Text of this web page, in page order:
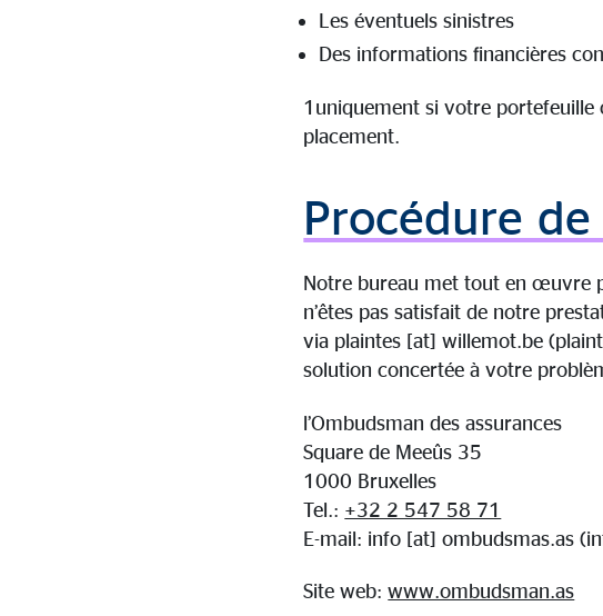
Les éventuels sinistres
Des informations financières
1uniquement si votre portefeuille
placement.
Procédure
Notre bureau met tout en œuvre
n’êtes pas satisfait de notre
via plaintes [at]willemot.be
solution concertée à votre
l’Ombudsman des assurances
Square de Meeûs 35
1000 Bruxelles
Tel.: +32 2 547 58 71
E-mail: info [at]ombudsmas.as
Site web:www.ombudsman.as